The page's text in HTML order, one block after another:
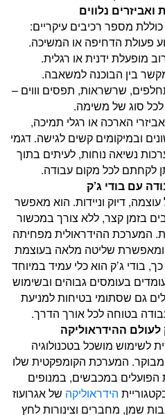
נלווים
מספר רכיבים עיקריים:
פעולת הדחיפה או המשיכה.
מופעלת ידנית או רגלית.
בין הבוכנה למשאבה.
שרשראות, תפסים וווים –
סוג של משימה.
הארכה או רגלי תמיכה,
ובמיקומים קשים לגישה. דגמי
נשיאה נוחות, לעיתים בתוך
לקחתם לכל מקום עבודה.
עם בודי ג’ק
עוצמה, דיוק וניידות. הוא מאפשר
בזמן קצר, ללא צורך במכשור
המערכת ההידראולית מפחיתה
שליטה מלאה בעוצמת
בודי ג’ק הוא כלי עמיד במיוחד
בעומסים גבוהים ובשימוש
גם שסתומי בטיחות למניעת
בטוחה לכל אורך הדרך.
לעולם ההידראוליקה
לשימוש מושכל בטכנולוגיה
ומבוקר. המערכת הקומפקטית שלו
במכבשים, במנופים
הידראוליקה של אגרועוז
שמן, מחברים וצינורות לחץ